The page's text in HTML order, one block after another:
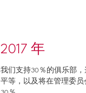
2017 年
我们支持30％的俱乐部
平等，以及将在管理委